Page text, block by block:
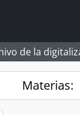
de la
Materias: